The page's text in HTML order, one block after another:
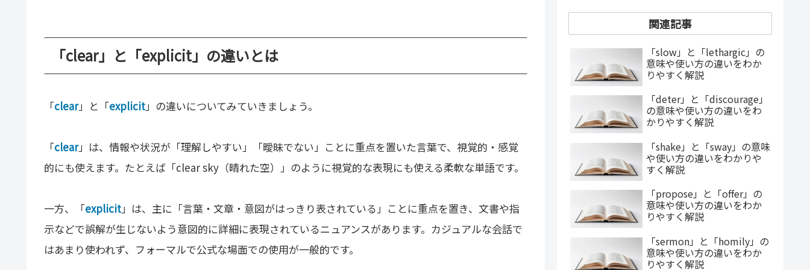
「clear」と「explicit」の違いとは
「clear」と「explicit」の違いについてみていきましょう。
「clear」は、情報や状況が「理解しやすい」「曖昧でない」ことに重点を置いた言葉で、視覚的・感覚
的にも使えます。たとえば「clear sky（晴れた空）」のように視覚的な表現にも使える柔軟な単語です。
一方、「explicit」は、主に「言葉・文章・意図がはっきり表されている」ことに重点を置き、文書や指
示などで誤解が生じないよう意図的に詳細に表現されているニュアンスがあります。カジュアルな会話で
はあまり使われず、フォーマルで公式な場面での使用が一般的です。
関連記事
「slow」と「lethargic」の
意味や使い方の違いをわか
りやすく解説
「deter」と「discourage」
の意味や使い方の違いをわ
かりやすく解説
「shake」と「sway」の意味
や使い方の違いをわかりや
すく解説
「propose」と「offer」の
意味や使い方の違いをわか
りやすく解説
「sermon」と「homily」の
意味や使い方の違いをわか
りやすく解説